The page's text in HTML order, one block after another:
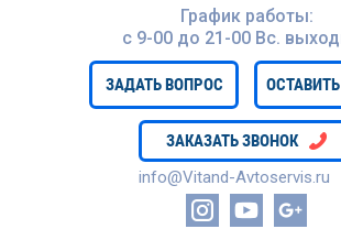
График работы:
с 9-00 до 21-00 Вc.
ЗАДАТЬ ВОПРОС
ЗАКАЗАТЬ ЗВОНОК
info@Vitand-Avtoservis.ru